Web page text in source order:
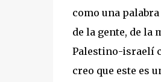
como una
de la gente, de
Palestino-israelí
creo que este es